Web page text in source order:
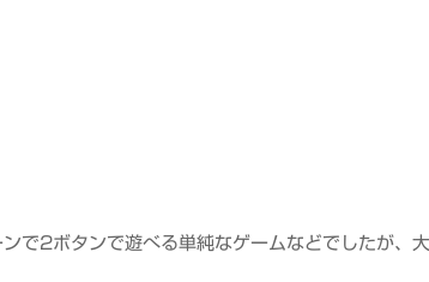
で2ボタンで遊べる単純なゲームなどでしたが、